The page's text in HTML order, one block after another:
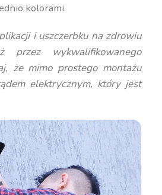
kolorami.
i uszczerbku na zdrowiu
przez wykwalifikowanego
że mimo prostego montażu
elektrycznym, który jest